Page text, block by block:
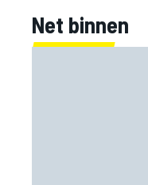
Net binnen